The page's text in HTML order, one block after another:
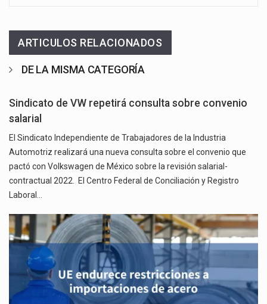
ARTICULOS RELACIONADOS
DE LA MISMA CATEGORÍA
Sindicato de VW repetirá consulta sobre convenio
salarial
El Sindicato Independiente de Trabajadores de la Industria
Automotriz realizará una nueva consulta sobre el convenio que
pactó con Volkswagen de México sobre la revisión salarial-
contractual 2022. El Centro Federal de Conciliación y Registro
Laboral…